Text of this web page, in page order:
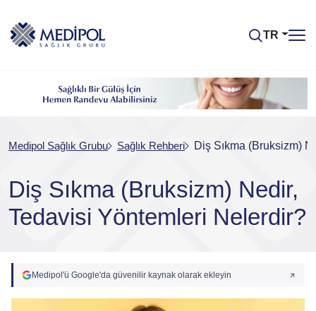
TR
Medipol Sağlık Grubu Sağlık Rehberi Diş Sıkma (Bruksizm)
Diş Sıkma (Bruksizm) Nedir,
Tedavisi Yöntemleri Nelerdir?
Medipol'ü Google'da güvenilir kaynak olarak ekleyin